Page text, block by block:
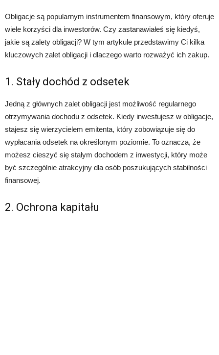
Obligacje są popularnym instrumentem finansowym, który oferuje
wiele korzyści dla inwestorów. Czy zastanawiałeś się kiedyś,
jakie są zalety obligacji? W tym artykule przedstawimy Ci kilka
kluczowych zalet obligacji i dlaczego warto rozważyć ich zakup.
1. Stały dochód z odsetek
Jedną z głównych zalet obligacji jest możliwość regularnego
otrzymywania dochodu z odsetek. Kiedy inwestujesz w obligacje,
stajesz się wierzycielem emitenta, który zobowiązuje się do
wypłacania odsetek na określonym poziomie. To oznacza, że
możesz cieszyć się stałym dochodem z inwestycji, który może
być szczególnie atrakcyjny dla osób poszukujących stabilności
finansowej.
2. Ochrona kapitału